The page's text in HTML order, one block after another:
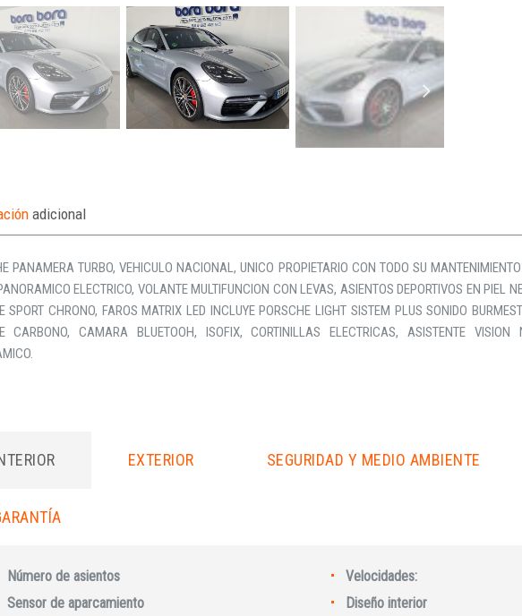
adicional
PANAMERA TURBO, VEHICULO NACIONAL, UNICO PROPIETARIO CON TODO SU
ELECTRICO, VOLANTE MULTIFUNCION CON LEVAS, ASIENTOS DEPORTIVOS EN PIEL
SPORT CHRONO, FAROS MATRIX LED INCLUYE PORSCHE LIGHT SISTEM PLUS SONIDO
CARBONO, CAMARA BLUETOOH, ISOFIX, CORTINILLAS ELECTRICAS, ASISTENTE
EXTERIOR SEGURIDAD Y MEDIO AMBIENTE
Número de asientos
Velocidades:
Sensor de aparcamiento
Diseño interior